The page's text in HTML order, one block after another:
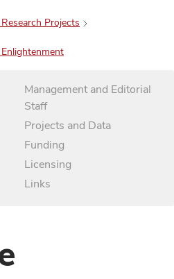
Projects
Management and Editorial
Staff
Projects and Data
Funding
Licensing
Links